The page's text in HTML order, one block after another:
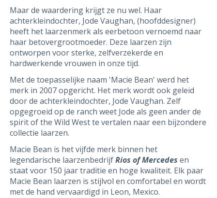
Maar de waardering krijgt ze nu wel. Haar
achterkleindochter, Jode Vaughan, (hoofddesigner)
heeft het laarzenmerk als eerbetoon vernoemd naar
haar betovergrootmoeder. Deze laarzen zijn
ontworpen voor sterke, zelfverzekerde en
hardwerkende vrouwen in onze tijd.
Met de toepasselijke naam 'Macie Bean' werd het
merk in 2007 opgericht. Het merk wordt ook geleid
door de achterkleindochter, Jode Vaughan. Zelf
opgegroeid op de ranch weet Jode als geen ander de
spirit of the Wild West te vertalen naar een bijzondere
collectie laarzen.
Macie Bean is het vijfde merk binnen het
legendarische laarzenbedrijfRios of Mercedes en
staat voor 150 jaar traditie en hoge kwaliteit. Elk paar
Macie Bean laarzen is stijlvol en comfortabel en wordt
met de hand vervaardigd in Leon, Mexico.